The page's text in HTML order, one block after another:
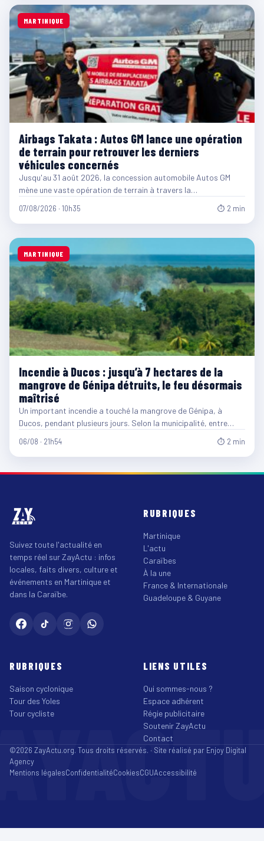
MARTINIQUE
Airbags Takata : Autos GM lance une opération
de terrain pour retrouver les derniers
véhicules concernés
Jusqu'au 31 août 2026, la concession automobile Autos GM
mène une vaste opération de terrain à travers la…
07/08/2026 · 10h35 ⏱ 2 min
MARTINIQUE
Incendie à Ducos : jusqu’à 7 hectares de la
mangrove de Génipa détruits, le feu désormais
maîtrisé
Un important incendie a touché la mangrove de Génipa, à
Ducos, pendant plusieurs jours. Selon la municipalité, entre…
06/08 · 21h54 ⏱ 2 min
Suivez toute l'actualité en
temps réel sur ZayActu : infos
locales, faits divers, culture et
événements en Martinique et
dans la Caraïbe.
RUBRIQUES
Martinique
L'actu
Caraïbes
À la une
France & Internationale
Guadeloupe & Guyane
RUBRIQUES
Saison cyclonique
Tour des Yoles
Tour cycliste
LIENS UTILES
Qui sommes-nous ?
Espace adhérent
Régie publicitaire
Soutenir ZayActu
Contact
©2026 ZayActu.org. Tous droits réservés. · Site réalisé par Enjoy Digital
Agency
Mentions légalesConfidentialitéCookiesCGUAccessibilité